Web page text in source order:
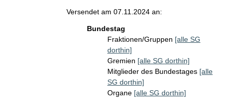
Versendet am 07.11.2024 an:
Bundestag
Fraktionen/Gruppen [alle SG
dorthin]
Gremien [alle SG dorthin]
Mitglieder des Bundestages [alle
SG dorthin]
Organe [alle SG dorthin]